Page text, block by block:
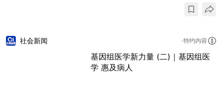
社会新闻 特约内容
基因组医学新力量 (二)｜基因组医
学 惠及病人